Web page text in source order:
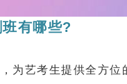
有哪些?
艺考生提供全方位